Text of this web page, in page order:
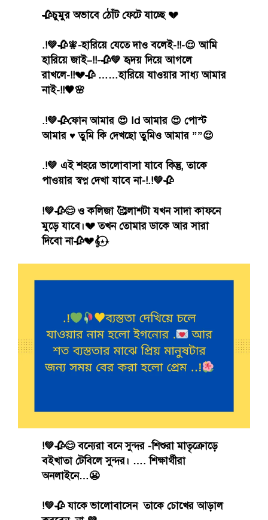
🥀চুমুর অভাবে ঠোঁট ফেটে যাচ্ছে 💔
.!💚🥀🧚‍-হারিয়ে যেতে দাও বলেই-!!-😌 আমি
হারিয়ে জাই–!!-🥀💚 হৃদয় দিয়ে আগলে
রাখলে-!!💔🥀 ……হারিয়ে যাওয়ার সাধ্য আমার
নাই-!!🖤🌸
.!💚🥀ফোন আমার 😍 Id আমার 😍 পোস্ট
আমার ♥️ তুমি কি দেখছো তুমিও আমার ””😌
.!💚 এই শহরে ভালোবাসা যাবে কিন্তু, তাকে
পাওয়ার স্বপ্ন দেখা যাবে না-!.!💚🥀
!💚🥀😊 ও কলিজা 🥰লাশটা যখন সাদা কাফনে
মুড়ে যাবে।💔 তখন তোমার ডাকে আর সারা
দিবো না🥀💔𝄞⋆⃝⋆
!💚🥀😊 বন‍্যেরা বনে সুন্দর -শিশুরা মাতৃক্রোড়ে
বইখাতা টেবিলে সুন্দর। …. শিক্ষার্থীরা
অনলাইনে…😬
!💚🥀 যাকে ভালোবাসেন তাকে চোখের আড়াল